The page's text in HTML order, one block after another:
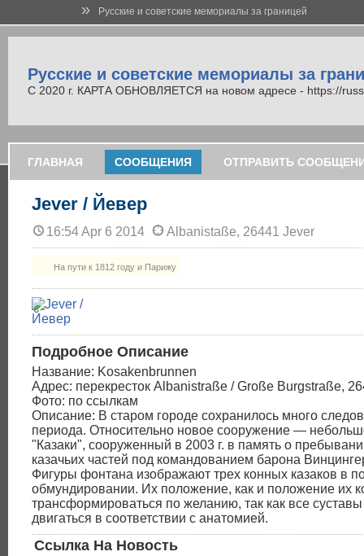
» Русские и советские мемориалы за границей
Русские и советские мемориалы за
С 2020 г. КАРТА ОБНОВЛЯЕТСЯ на новом адресе - https://
ГЛАВНАЯ СООБЩЕНИЯ ОТПРАВИТЬ
Jever / Йевер
16:54 Apr 6 2014 Albanistaße, 26441 Jever
На пути к 1812 году и Парижу
Подробное Описание
Название: Kosakenbrunnen
Адрес: перекресток Albanistraße / Große Burgstraße,
Фото: по ссылкам
Описание: В старом городе сохранилось много следов
периода. Относительно новое сооружение —
"Казаки", сооруженный в 2003 г. в память о
казачьих частей под командованием барона
Фигуры фонтана изображают трех конных казаков в
обмундировании. Их положение, как и положение их
трансформироваться по желанию, так как все
двигаться в соответствии с анатомией.
Ссылка На Новость